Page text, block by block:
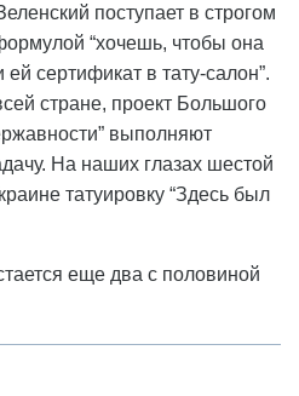
поступает в строгом
“хочешь, чтобы она
сертификат в тату-салон”.
стране, проект Большого
выполняют
На наших глазах шестой
татуировку “Здесь был
еще два с половиной